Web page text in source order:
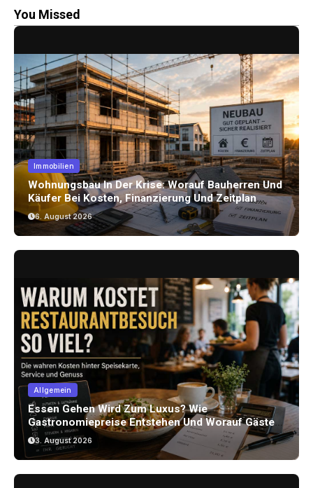
You Missed
Immobilien
Wohnungsbau In Der Krise: Worauf Bauherren Und
Käufer Bei Kosten, Finanzierung Und Zeitplan
Achten Sollten
6. August 2026
Allgemein
Essen Gehen Wird Zum Luxus? Wie
Gastronomiepreise Entstehen Und Worauf Gäste
Achten Können
3. August 2026